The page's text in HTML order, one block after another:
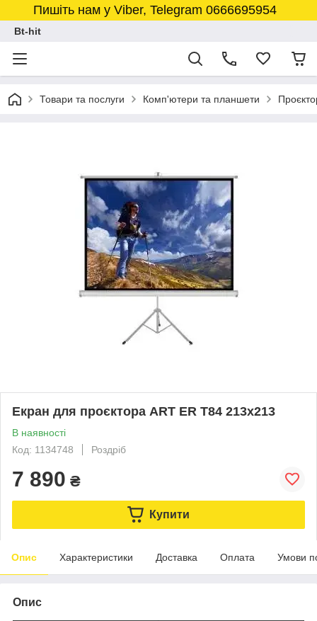
Пишіть нам у Viber, Telegram 0666695954
Bt-hit
Товари та послуги Комп'ютери та планшети
Екран для проєктора ART ER T84 213x213
В наявності
Код: 1134748
Роздріб
7 890 ₴
Купити
Опис Характеристики Доставка Оплата Умови
Опис